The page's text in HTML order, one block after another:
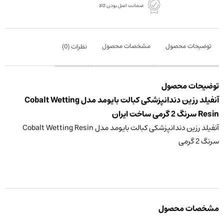
عدد
ضمانت اصل بودن کالا
توضیحات محصول مشخصات محصول نظرات (0
)
توضیحات محصول
آنفیلد رزین دندانپزشکی کبالت بایومد مدل Cobalt Wetting
Resin سرنگ 2 گرمی ساخت ایران
آنفیلد رزین دندانپزشکی کبالت بایومد مدل Cobalt Wetting Resin
سرنگ 2 گرمی
مشخصات محصول